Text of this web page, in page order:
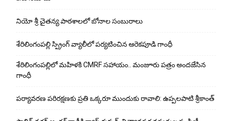
నియో శ్రీ చైతన్య పాఠశాలలో బోనాల సంబురాలు
శేరిలింగంపల్లి స్ప్రింగ్ వ్యాలీలో పర్యటించిన ఆరెకపూడి గాంధీ
శేరిలింగంపల్లిలో మ‌హిళ‌కి CMRF స‌హాయం.. మంజూరు పత్రం అందజేసిన
గాంధీ
పర్యావరణ పరిరక్షణకు ప్రతి ఒక్కరూ ముందుకు రావాలి: ఉప్పలపాటి శ్రీకాంత్